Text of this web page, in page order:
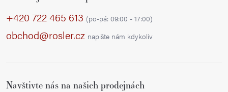
ý
p
i
+420 722 465 613 (po-pá: 09:00 - 17:00)
obchod@rosler.cz napište nám kdykoliv
Navštivte nás na našich prodejnách